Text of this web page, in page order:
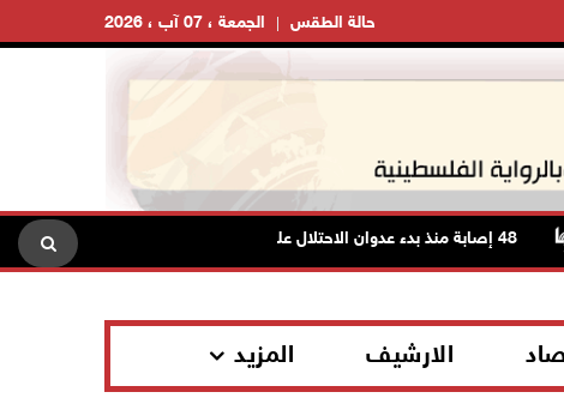
الجمعة ، 07 آب ، 2026 حالة الطقس
الارشيف المزيد